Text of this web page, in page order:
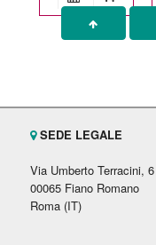
SEDE LEGALE
Via Umberto Terracini, 6
00065 Fiano Romano
Roma (IT)